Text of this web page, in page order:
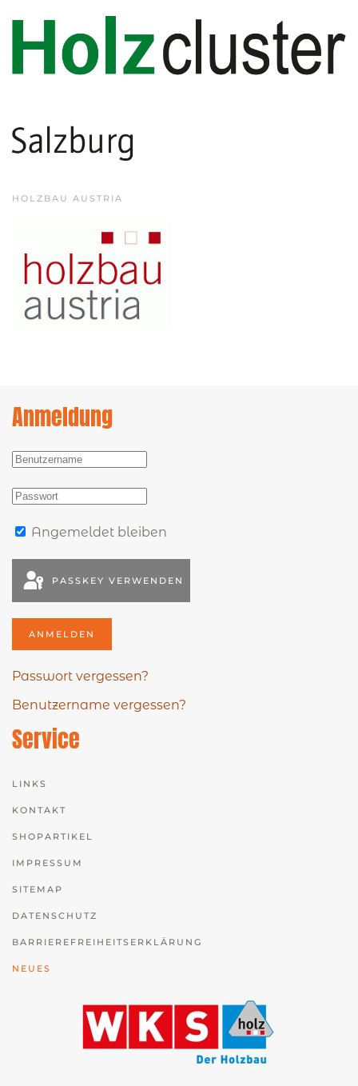
HOLZBAU AUSTRIA
Anmeldung
Angemeldet bleiben
PASSKEY VERWENDEN
ANMELDEN
Passwort vergessen?
Benutzername vergessen?
Service
LINKS
KONTAKT
SHOPARTIKEL
IMPRESSUM
SITEMAP
DATENSCHUTZ
BARRIEREFREIHEITSERKLÄRUNG
NEUES